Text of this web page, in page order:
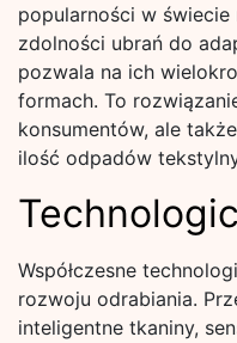
popularności w
zdolności ubrań do
pozwala na ich
formach. To
konsumentów, ale
ilość odpadów
Współczesne
rozwoju odrabiania.
inteligentne tkaniny,